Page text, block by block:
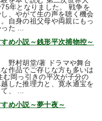
年となりました。 戦争を
、やがて生の声を聴く機会
自身の祖父母や両親にもっ
た ...
め小説～銭形平次捕物控～
野村胡堂/著 ドラマや舞台
作品でご存じな方も多いは
む岡っ引きの平次が子分の
した推理力と、寛永通宝を
、 ...
め小説～夢十夜～